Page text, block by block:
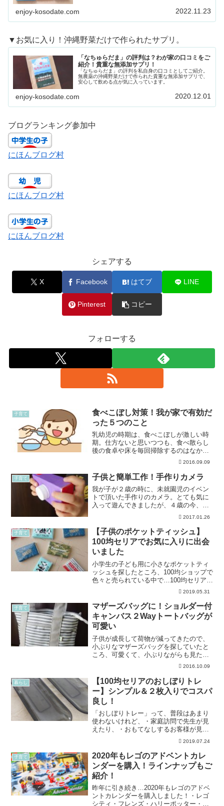
enjoy-kosodate.com 2022.11.23
▼お気に入り！沖縄野菜だけで作られたサプリ。
「なちゅらだま」の評判は？わが家の口コミをご
紹介！貴重な無添加サプリ！
「なちゅらだま」の評判を私自身の口コミとしてご紹介。
無農薬の沖縄野菜だけで作られた貴重な無添加サプリで、
安心して飲める点が気に入っています。
enjoy-kosodate.com 2020.12.01
ブログランキング参加中
にほんブログ村
にほんブログ村
にほんブログ村
シェアする
X Facebook はてブ LINE
Pinterest コピー
フォローする
子育て
食べこぼし対策！我が家で有効だ
った５つのこと
乳幼児の時期は、食べこぼしが激しい時
期。仕方ないと思いつつも、食べ散らし
後の食卓や床を毎回掃除するのはなかな
か大変ですよね(^^;げんなりしちゃうこと
しでも片付けが楽になれば余裕がうまれ
るし、子供にも好影...
2016.09.09
子育て 子供と簡単工作！手作りカメラ
我が子が２歳の時に、未就園児のイベン
トで頂いた手作りのカメラ。とても気に
入って遊んできましたが、４歳の今、そ
のカメラがボロボロになってきたので真
似して新たに手作りしてみました。簡単
に出来たので、ご紹介します。子供と簡
単工作！手作りカメラ手作...
2017.01.26
子育て
【子供のポケットティッシュ】
100均セリアでお気に入りに出会
いました
小学生の子ども用に小さなポケットティ
ッシュを探したところ、100均ショップで
色々と売られている中で…100均セリアの
ポケットティッシュに一目惚れ。ひとき
わカッコ可愛い？デザインの上、日本
製、８個入り、水に流せる･･･という点が
気に入り購入し...
2019.05.31
子育て
マザーズバッグに！ショルダー付
キャンバス２Wayトートバッグが
可愛い
子供が成長して荷物が減ってきたので、
小ぶりなマザーズバッグを探していたと
ころ、可愛くて、小ぶりながらも見た目
以上の容量の、ショルダー付＆ファスナ
会えたのでご紹介します。なお今回ご紹
介するのは小ぶりなスモ...
2016.10.09
暮らし
【100均セリアのおしぼりトレ
ー】シンプル＆２枚入りでコスパ
良し！
「おしぼりトレー」って、普段はあまり
使わないけれど、・家庭訪問で先生が見
えたり、・おもてなしするお客様が見え
たり、など、「紙おしぼりやウエットテ
ィッシュじゃ、なんだか気が引ける…」
という時に出番がありますよね。ただ、
「おしぼりトレー」はイマ...
2019.07.24
子育て
2020年もレゴのアドベントカレ
ンダーを購入！ラインナップもご
紹介！
昨年に引き続き…2020年もレゴのアドベ
ントカレンダーを購入しました！・レゴ
シティ・フレンズ・ハリーポッター・ス